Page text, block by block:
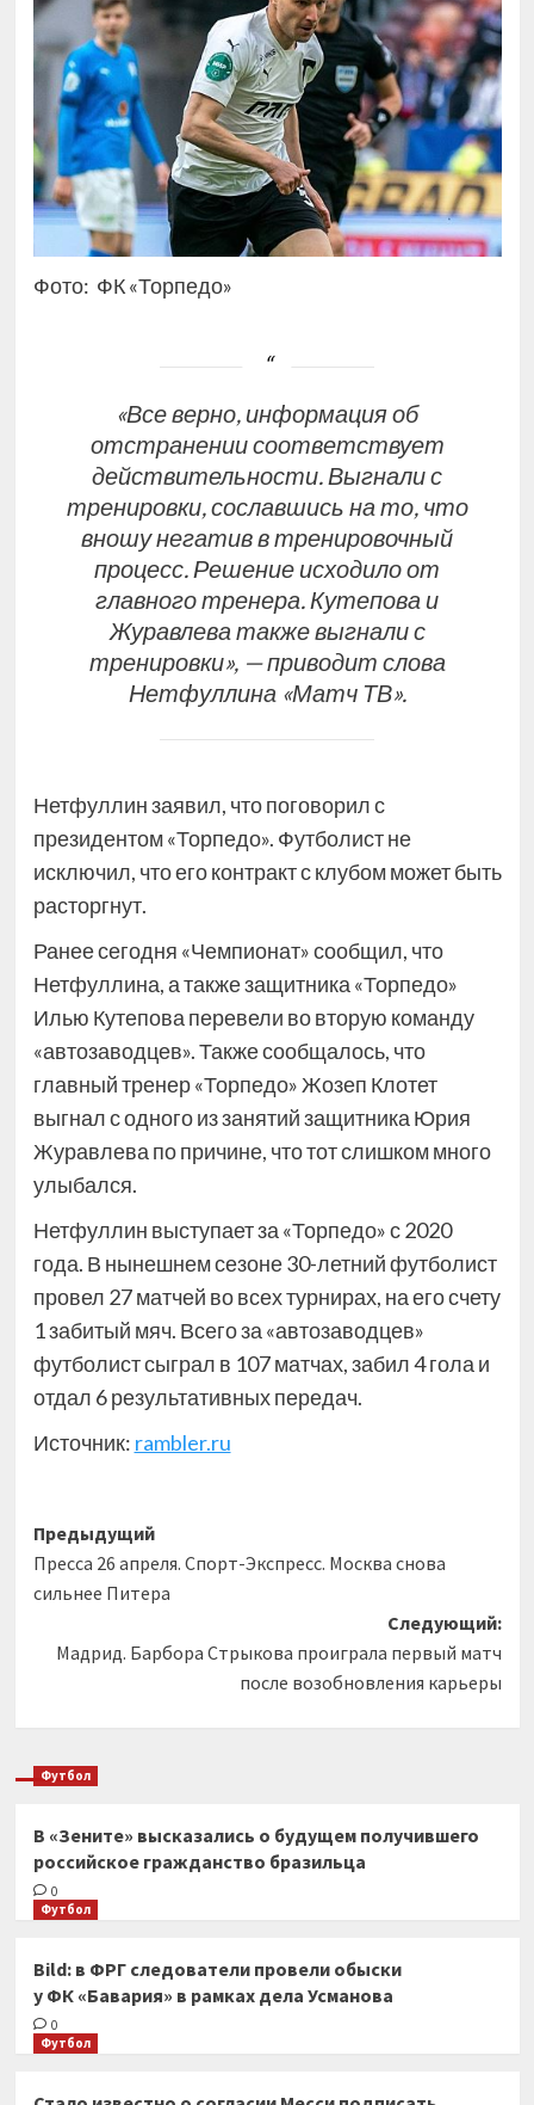
Фото: ФК «Торпедо»
«Все верно, информация об
отстранении соответствует
действительности. Выгнали с
тренировки, сославшись на то, что
вношу негатив в тренировочный
процесс. Решение исходило от
главного тренера. Кутепова и
Журавлева также выгнали с
тренировки», — приводит слова
Нетфуллина «Матч ТВ».
Нетфуллин заявил, что поговорил с
президентом «Торпедо». Футболист не
исключил, что его контракт с клубом может быть
расторгнут.
Ранее сегодня «Чемпионат» сообщил, что
Нетфуллина, а также защитника «Торпедо»
Илью Кутепова перевели во вторую команду
«автозаводцев». Также сообщалось, что
главный тренер «Торпедо» Жозеп Клотет
выгнал с одного из занятий защитника Юрия
Журавлева по причине, что тот слишком много
улыбался.
Нетфуллин выступает за «Торпедо» с 2020
года. В нынешнем сезоне 30-летний футболист
провел 27 матчей во всех турнирах, на его счету
1 забитый мяч. Всего за «автозаводцев»
футболист сыграл в 107 матчах, забил 4 гола и
отдал 6 результативных передач.
Источник: rambler.ru
Навигация
записи
Предыдущий
Пресса 26 апреля. Спорт-Экспресс. Москва снова
сильнее Питера
Следующий:
Мадрид. Барбора Стрыкова проиграла первый матч
после возобновления карьеры
Футбол
В «Зените» высказались о будущем получившего
российское гражданство бразильца
0
Футбол
Bild: в ФРГ следователи провели обыски
у ФК «Бавария» в рамках дела Усманова
0
Футбол